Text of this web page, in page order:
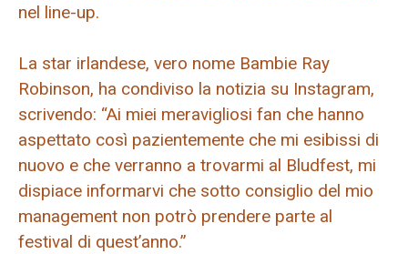
nel line-up.
La star irlandese, vero nome Bambie Ray
Robinson, ha condiviso la notizia su Instagram,
scrivendo: “Ai miei meravigliosi fan che hanno
aspettato così pazientemente che mi esibissi di
nuovo e che verranno a trovarmi al Bludfest, mi
dispiace informarvi che sotto consiglio del mio
management non potrò prendere parte al
festival di quest’anno.”